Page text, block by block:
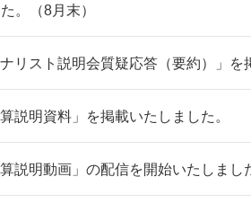
。（8月末）
リスト説明会質疑応答（要約）」を
説明資料」を掲載いたしました。
説明動画」の配信を開始いたしまし